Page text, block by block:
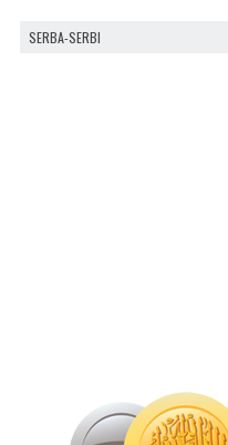
SERBA-SERBI